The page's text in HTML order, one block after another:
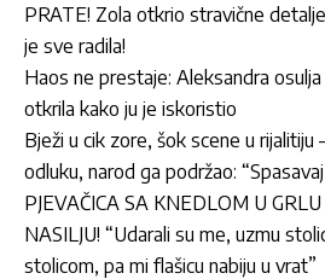
PRATE! Zola otkrio stravične
je sve radila!
Haos ne prestaje: Aleksandra
otkrila kako ju je iskoristio
Bježi u cik zore, šok scene u rijalitiju
odluku, narod ga podržao:
PJEVAČICA SA KNEDLOM U
NASILJU! “Udarali su me, uzmu
stolicom, pa mi flašicu nabiju u vrat”